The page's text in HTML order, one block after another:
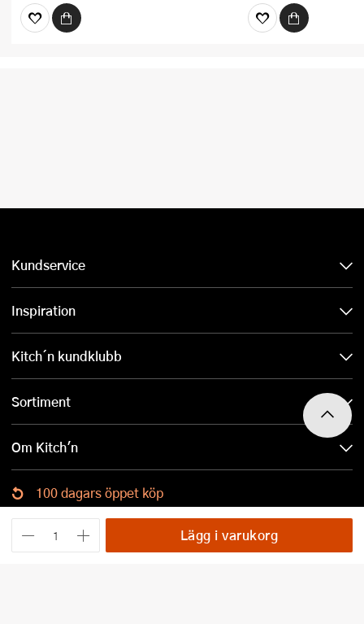
Lägg i varukorg
Kundservice
Inspiration
Kitch´n kundklubb
Sortiment
Om Kitch'n
100 dagars öppet köp
Ladda ned Kitch´n-appen